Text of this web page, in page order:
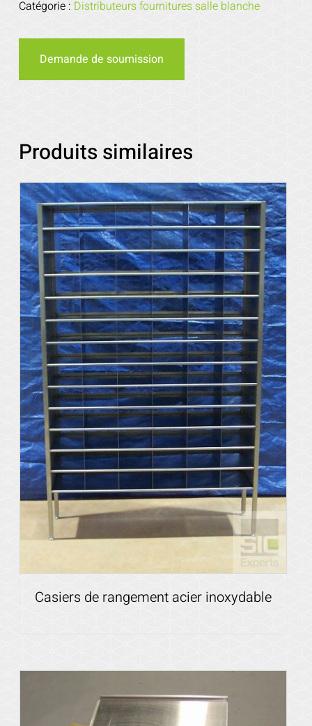
Catégorie : Distributeurs fournitures salle blanche
Demande de soumission
Produits similaires
Casiers de rangement acier inoxydable